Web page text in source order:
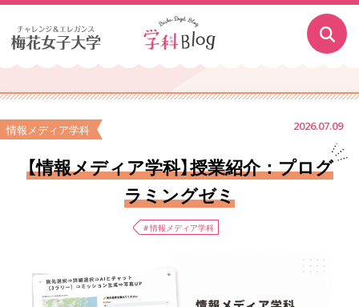
情報メディア学科 2026.07.09
【情報メディア学科】授業紹介：プログ
ラミングゼミ
＃情報メディア学科